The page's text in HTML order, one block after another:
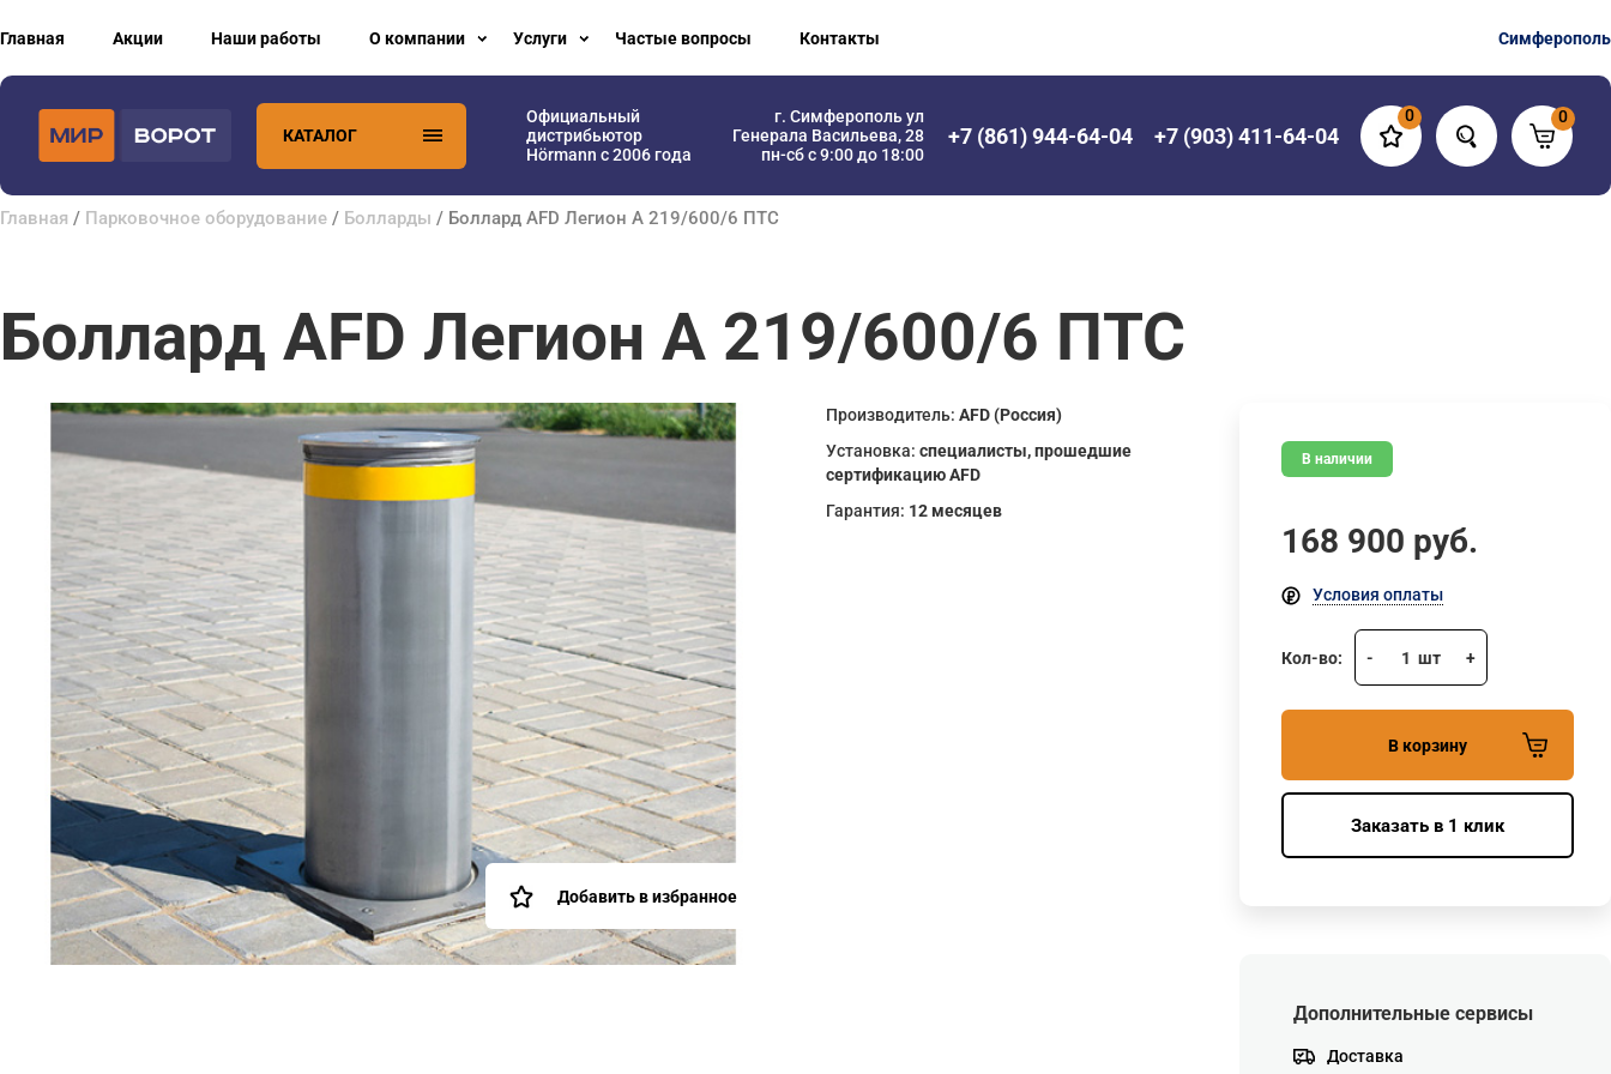
Главная Акции Наши работы О компании Услуги Частые вопросы Контакты Симферополь
КАТАЛОГ
Официальный
дистрибьютор
Hörmann с 2006 года
г. Симферополь ул
Генерала Васильева, 28
пн-сб с 9:00 до 18:00
+7 (861) 944-64-04 +7 (903) 411-64-04
0 0
Главная / Парковочное оборудование / Болларды / Боллард AFD Легион А 219/600/6 ПТС
Боллард AFD Легион А 219/600/6 ПТС
Добавить в избранное
Производитель:AFD (Россия)
Установка:специалисты, прошедшие
сертификацию AFD
Гарантия: 12 месяцев
В наличии
168 900 руб.
Условия оплаты
Кол-во: - 1 шт +
В корзину
Заказать в 1 клик
Дополнительные сервисы
Доставка